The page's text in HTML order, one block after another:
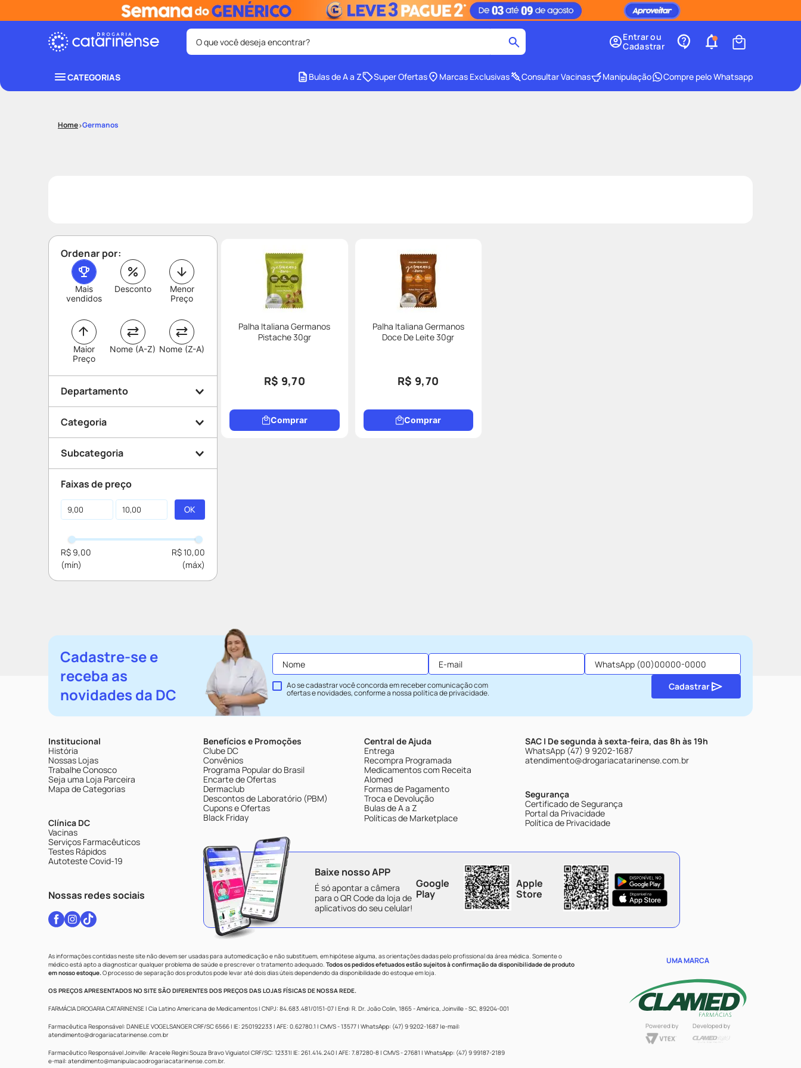
O que você deseja encontrar?
Entrar ou
Cadastrar
CATEGORIAS Bulas de A a Z Super Ofertas Marcas Exclusivas Consultar Vacinas Manipulação Compre pelo Whatsapp
Germanos
Ordenar por:
Mais
vendidos
Desconto
Maior
Preço
Menor
Preço
Nome (A-Z) Nome (Z-A)
Departamento
Conveniência
Categoria
Alimentos
Subcategoria
Biscoitos
Faixas de preço
R$ 9,00 R$ 10,00
Palha Italiana Germanos
Pistache 30gr
R$ 9,70
Comprar
Palha Italiana Germanos
Doce De Leite 30gr
R$ 9,70
Comprar
Cadastre-se e
receba as
novidades da DC
Ao se cadastrar você concorda em receber comunicação com
ofertas e novidades, conforme a nossapolítica de privacidade.
Cadastrar
Institucional
História
Nossas Lojas
Trabalhe Conosco
Seja uma Loja Parceira
Mapa de Categorias
Clínica DC
Vacinas
Serviços Farmacêuticos
Testes Rápidos
Autoteste Covid-19
Nossas redes sociais
Benefícios e Promoções
Clube DC
Convênios
Programa Popular do Brasil
Encarte de Ofertas
Dermaclub
Descontos de Laboratório (PBM)
Cupons e Ofertas
Black Friday
Central de Ajuda
Entrega
Recompra Programada
Medicamentos com Receita
Alomed
Formas de Pagamento
Troca e Devolução
Bulas de A a Z
Políticas de Marketplace
SAC | De segunda à sexta-feira, das 8h às 19h
WhatsApp (47) 9 9202-1687
atendimento@drogariacatarinense.com.br
Segurança
Certificado de Segurança
Portal da Privacidade
Política de Privacidade
Baixe nosso APP
É só apontar a câmera
para o QR Code da loja de
aplicativos do seu celular!
Google
Play
Apple
Store
As informações contidas neste site não devem ser usadas para automedicação e não substituem, em hipótese alguma, as orientações dadas pelo profissional da área médica. Somente o
médico está apto a diagnosticar qualquer problema de saúde e prescrever o tratamento adequado. Todos os pedidos efetuados estão sujeitos à confirmação da disponibilidade de produto
em nosso estoque.O processo de separação dos produtos pode levar até dois dias úteis dependendo da disponibilidade do estoque em loja.
OS PREÇOS APRESENTADOS NO SITE SÃO DIFERENTES DOS PREÇOS DAS LOJAS FÍSICAS DE NOSSA REDE.
FARMÁCIA DROGARIA CATARINENSE | Cia Latino Americana de Medicamentos | CNPJ: 84.683.481/0151-07 | End: R. Dr. João Colin, 1865 - América, Joinville - SC, 89204-001
Farmacêutica Responsável: DANIELE VOGELSANGER CRF/SC 6566 | IE: 250192233 | AFE: 0.62780.1 | CMVS - 13577 | WhatsApp: (47) 9 9202-1687 |e-mail:
atendimento@drogariacatarinense.com.br
Farmacêutico Responsável Joinville: Aracele Regini Souza Bravo Viguiato| CRF/SC: 12331| IE: 261.414.240 | AFE: 7.87280-8 | CMVS - 27681 | WhatsApp: (47) 9 99187-2189
e-mail: atendimento@manipulacaodrogariacatarinense.com.br.
UMA MARCA
Powered by Developed by